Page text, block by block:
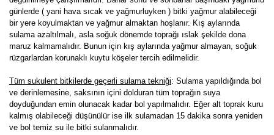
günlerde ( yani hava sıcak ve yağmurluyken ) bitki yağmur alabileceği
bir yere koyulmaktan ve yağmur almaktan hoşlanır. Kış aylarında
sulama azaltılmalı, asla soğuk dönemde toprağı ıslak şekilde dona
maruz kalmamalıdır. Bunun için kış aylarında yağmur almayan, soğuk
rüzgarlardan korunaklı kuytu köşeler tercih edilmelidir.
Tüm sukulent bitkilerde geçerli sulama tekniği: Sulama yapıldığında bol
ve derinlemesine, saksının içini dolduran tüm toprağın suya
doyduğundan emin olunacak kadar bol yapılmalıdır. Eğer alt toprak kuru
kalmış olabileceği düşünülür ise ilk sulamadan 15 dakika sonra yeniden
ve bol temiz su ile bitki sulanmalıdır.